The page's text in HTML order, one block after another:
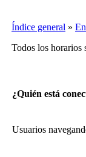
Índice general »
Todos los
¿Quién está
Usuarios